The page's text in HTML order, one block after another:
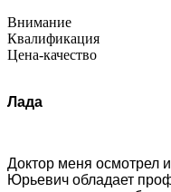
Внимание
Квалификация
Цена-качество
Лада
Доктор меня осмотрел
Юрьевич обладает